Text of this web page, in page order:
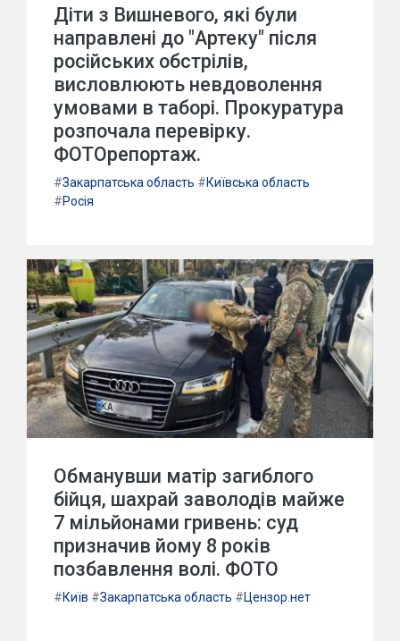
Діти з Вишневого, які були
направлені до "Артеку" після
російських обстрілів,
висловлюють невдоволення
умовами в таборі. Прокуратура
розпочала перевірку.
ФОТОрепортаж.
#Закарпатська область #Київська область
#Росія
Обманувши матір загиблого
бійця, шахрай заволодів майже
7 мільйонами гривень: суд
призначив йому 8 років
позбавлення волі. ФОТО
#Київ #Закарпатська область #Цензор.нет